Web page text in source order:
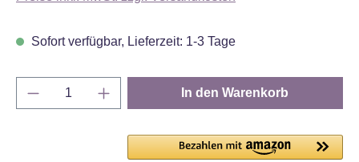
Sofort verfügbar, Lieferzeit: 1-3 Tage
Produkt Anzahl: Gib den gewünschten
In den Warenkorb